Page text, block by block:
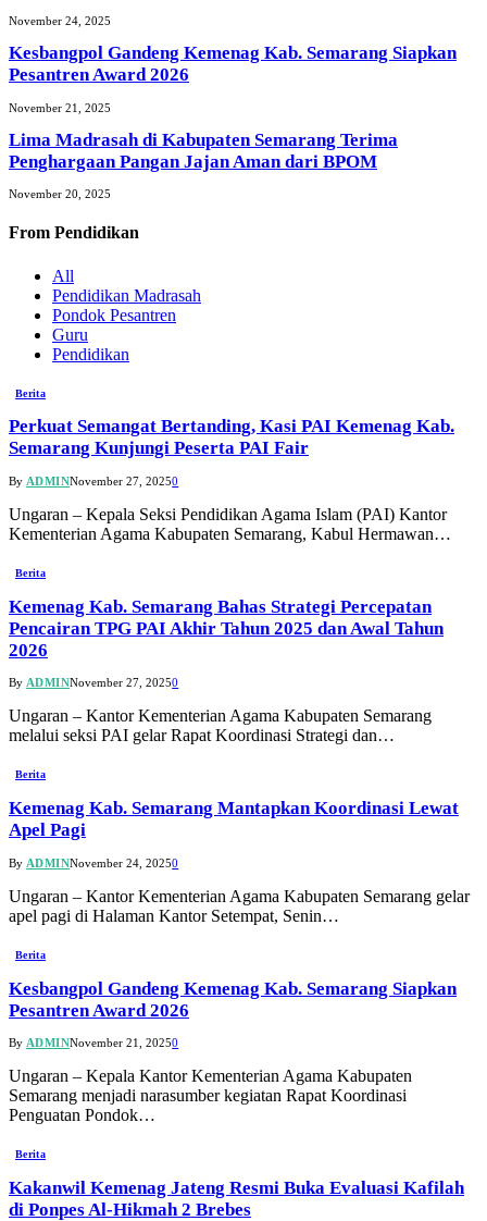
November 24, 2025
Kesbangpol Gandeng Kemenag Kab. Semarang Siapkan
Pesantren Award 2026
November 21, 2025
Lima Madrasah di Kabupaten Semarang Terima
Penghargaan Pangan Jajan Aman dari BPOM
November 20, 2025
From Pendidikan
All
Pendidikan Madrasah
Pondok Pesantren
Guru
Pendidikan
Berita
Perkuat Semangat Bertanding, Kasi PAI Kemenag Kab.
Semarang Kunjungi Peserta PAI Fair
By ADMINNovember 27, 20250
Ungaran – Kepala Seksi Pendidikan Agama Islam (PAI) Kantor
Kementerian Agama Kabupaten Semarang, Kabul Hermawan…
Berita
Kemenag Kab. Semarang Bahas Strategi Percepatan
Pencairan TPG PAI Akhir Tahun 2025 dan Awal Tahun
2026
By ADMINNovember 27, 20250
Ungaran – Kantor Kementerian Agama Kabupaten Semarang
melalui seksi PAI gelar Rapat Koordinasi Strategi dan…
Berita
Kemenag Kab. Semarang Mantapkan Koordinasi Lewat
Apel Pagi
By ADMINNovember 24, 20250
Ungaran – Kantor Kementerian Agama Kabupaten Semarang gelar
apel pagi di Halaman Kantor Setempat, Senin…
Berita
Kesbangpol Gandeng Kemenag Kab. Semarang Siapkan
Pesantren Award 2026
By ADMINNovember 21, 20250
Ungaran – Kepala Kantor Kementerian Agama Kabupaten
Semarang menjadi narasumber kegiatan Rapat Koordinasi
Penguatan Pondok…
Berita
Kakanwil Kemenag Jateng Resmi Buka Evaluasi Kafilah
di Ponpes Al-Hikmah 2 Brebes